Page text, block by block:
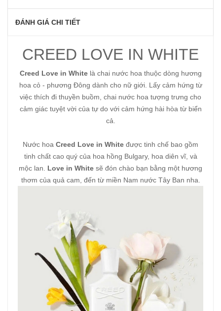
ĐÁNH GIÁ CHI TIẾT
CREED LOVE IN WHITE
Creed Love in Whitelà chai nước hoa thuộc dòng hương
hoa cỏ - phương Đông dành cho nữ giới. Lấy cảm hứng từ
việc thích đi thuyền buồm, chai nước hoa tượng trưng cho
cảm giác tuyệt vời của tự do với cảm hứng hài hòa từ biển
cả.
Nước hoa Creed Love in White được tinh chế bao gồm
tinh chất cao quý của hoa hồng Bulgary, hoa diên vĩ, và
mộc lan. Love in White sẽ đón chào bạn bằng một hương
thơm của quả cam, đến từ miền Nam nước Tây Ban nha.